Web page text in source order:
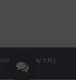
Community S.R.L